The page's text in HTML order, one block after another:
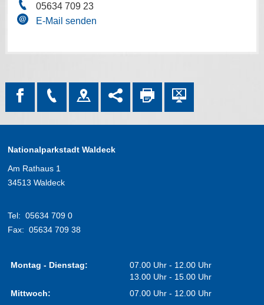
05634 709 23
E-Mail senden
Nationalparkstadt Waldeck
Am Rathaus 1
34513 Waldeck
Tel: 05634 709 0
Fax: 05634 709 38
Montag - Dienstag:
07.00 Uhr - 12.00 Uhr
13.00 Uhr - 15.00 Uhr
Mittwoch:
07.00 Uhr - 12.00 Uhr